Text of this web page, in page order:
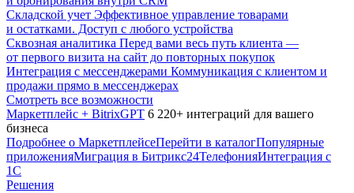
Складской учет Эффективное управление товарами
и остатками. Доступ с любого устройства
Сквозная аналитика Перед вами весь путь клиента —
от первого визита на сайт до повторных покупок
Интеграция с мессенджерами Коммуникация с клиентом и
продажи прямо в мессенджерах
Смотреть все возможности
Маркетплейс + BitrixGPT 6 220+ интеграций для вашего
бизнеса
Подробнее о МаркетплейсеПерейти в каталогПопулярные
приложенияМиграция в Битрикс24ТелефонияИнтеграция с
1С
Решения